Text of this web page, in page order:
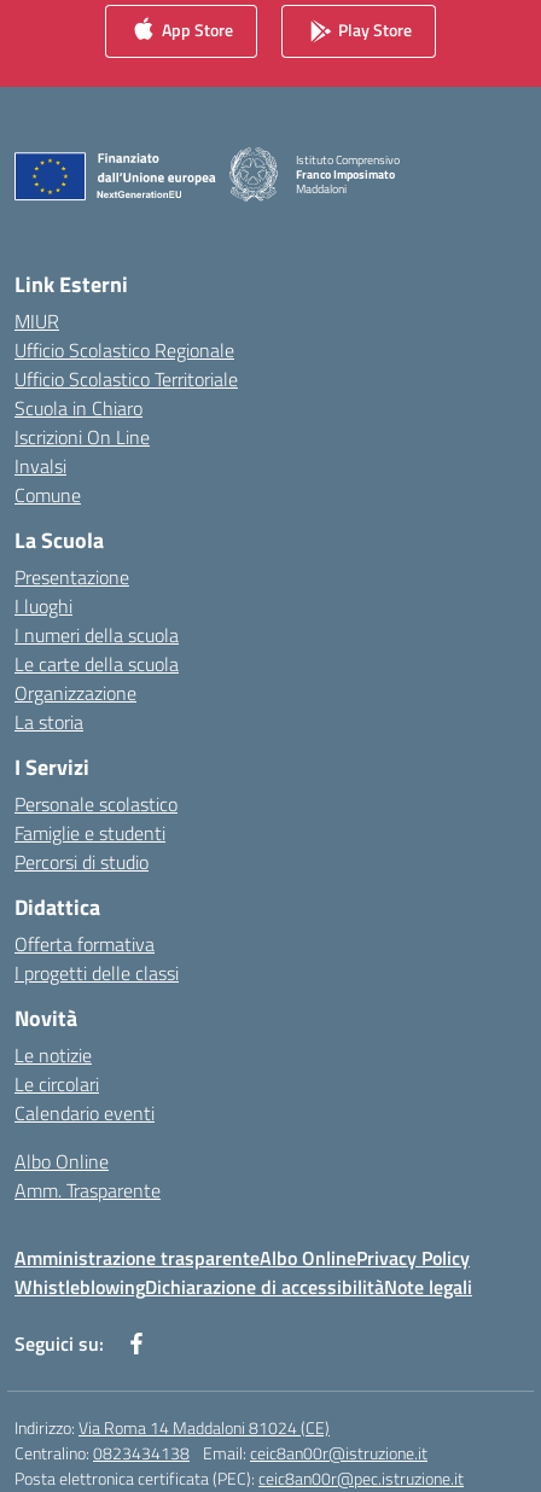
App Store Play Store
Istituto Comprensivo
Franco Imposimato
Maddaloni
Link Esterni
MIUR
Ufficio Scolastico Regionale
Ufficio Scolastico Territoriale
Scuola in Chiaro
Iscrizioni On Line
Invalsi
Comune
La Scuola
Presentazione
I luoghi
I numeri della scuola
Le carte della scuola
Organizzazione
La storia
I Servizi
Personale scolastico
Famiglie e studenti
Percorsi di studio
Didattica
Offerta formativa
I progetti delle classi
Novità
Le notizie
Le circolari
Calendario eventi
Albo Online
Amm. Trasparente
Amministrazione trasparenteAlbo OnlinePrivacy Policy
WhistleblowingDichiarazione di accessibilitàNote legali
Seguici su:
Indirizzo:Via Roma 14 Maddaloni 81024 (CE)
Centralino:0823434138 Email:ceic8an00r@istruzione.it
Posta elettronica certificata (PEC):ceic8an00r@pec.istruzione.it